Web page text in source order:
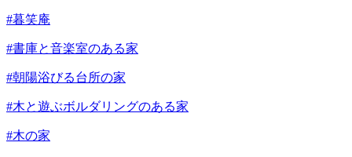
#暮笑庵
#書庫と音楽室のある家
#朝陽浴びる台所の家
#木と遊ぶボルダリングのある家
#木の家